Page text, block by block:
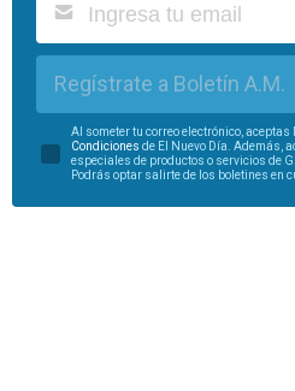
Regístrate a Boletín A.M.
Al someter tu correo electrónico, aceptas
Condiciones de El Nuevo Día. Además,
especiales de productos o servicios de
Podrás optar salirte de los boletines en